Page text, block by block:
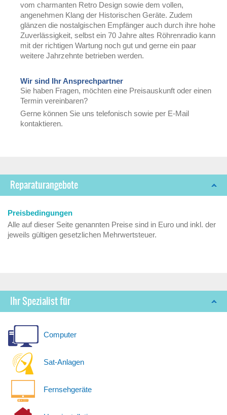
vom charmanten Retro Design sowie dem vollen,
angenehmen Klang der Historischen Geräte. Zudem
glänzen die nostalgischen Empfänger auch durch ihre hohe
Zuverlässigkeit, selbst ein 70 Jahre altes Röhrenradio kann
mit der richtigen Wartung noch gut und gerne ein paar
weitere Jahrzehnte betrieben werden.
Wir sind Ihr Ansprechpartner
Sie haben Fragen, möchten eine Preisauskunft oder einen
Termin vereinbaren?
Gerne können Sie uns telefonisch sowie per E-Mail
kontaktieren.
Reparaturangebote
Preisbedingungen
Alle auf dieser Seite genannten Preise sind in Euro und inkl. der
jeweils gültigen gesetzlichen Mehrwertsteuer.
Ihr Spezialist für
Computer
Sat-Anlagen
Fernsehgeräte